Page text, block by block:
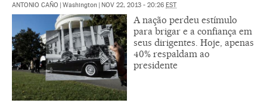
ANTONIO CAÑO | Washington | NOV 22, 2013 - 20:26 EST
A nação perdeu estímulo
para brigar e a confiança em
seus dirigentes. Hoje, apenas
40% respaldam ao
presidente